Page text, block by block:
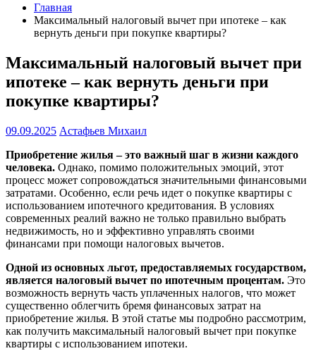
Главная
Максимальный налоговый вычет при ипотеке – как
вернуть деньги при покупке квартиры?
Максимальный налоговый вычет при
ипотеке – как вернуть деньги при
покупке квартиры?
09.09.2025 Астафьев Михаил
Приобретение жилья – это важный шаг в жизни каждого
человека. Однако, помимо положительных эмоций, этот
процесс может сопровождаться значительными финансовыми
затратами. Особенно, если речь идет о покупке квартиры с
использованием ипотечного кредитования. В условиях
современных реалий важно не только правильно выбрать
недвижимость, но и эффективно управлять своими
финансами при помощи налоговых вычетов.
Одной из основных льгот, предоставляемых государством,
является налоговый вычет по ипотечным процентам. Это
возможность вернуть часть уплаченных налогов, что может
существенно облегчить бремя финансовых затрат на
приобретение жилья. В этой статье мы подробно рассмотрим,
как получить максимальный налоговый вычет при покупке
квартиры с использованием ипотеки.